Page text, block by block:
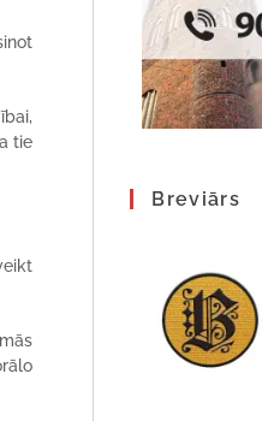
tie
Breviārs